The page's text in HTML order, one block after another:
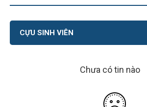
CỰU SINH VIÊN
Chưa có tin nào